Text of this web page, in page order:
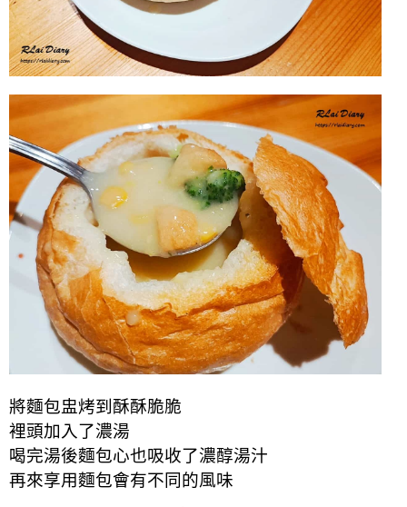
將麵包盅烤到酥酥脆脆
裡頭加入了濃湯
喝完湯後麵包心也吸收了濃醇湯汁
再來享用麵包會有不同的風味